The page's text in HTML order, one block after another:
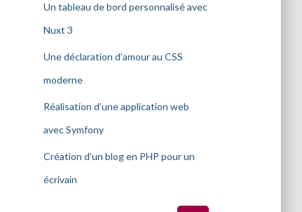
Un tableau de bord personnalisé avec
Nuxt 3
Une déclaration d’amour au CSS
moderne
Réalisation d’une application web
avec Symfony
Création d’un blog en PHP pour un
écrivain